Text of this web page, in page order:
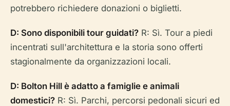
potrebbero richiedere donazioni o biglietti.
D: Sono disponibili tour guidati? R: Sì. Tour a piedi
incentrati sull'architettura e la storia sono offerti
stagionalmente da organizzazioni locali.
D: Bolton Hill è adatto a famiglie e animali
domestici? R: Sì. Parchi, percorsi pedonali sicuri ed